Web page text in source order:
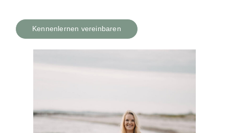
Kennenlernen vereinbaren